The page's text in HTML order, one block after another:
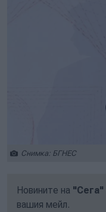
Снимка: БГНЕС
Новините на "Сега"
вашия мейл.